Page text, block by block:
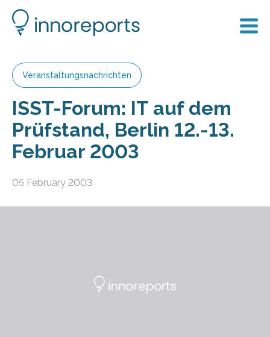
Veranstaltungsnachrichten
ISST-Forum: IT auf dem
Prüfstand, Berlin 12.-13.
Februar 2003
05 February 2003